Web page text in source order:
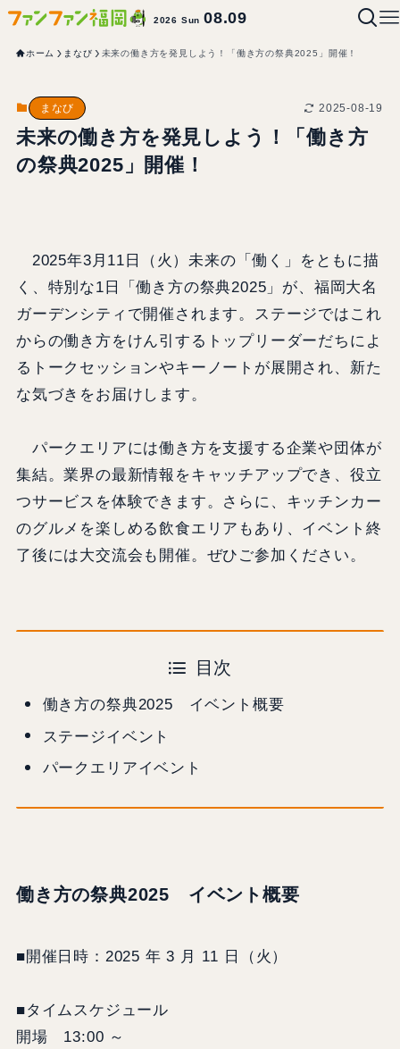
2026 Sun08.09
ホーム まなび 未来の働き方を発見しよう！「働き方の祭典2025」開催！
まなび 2025-08-19
未来の働き方を発見しよう！「働き方
の祭典2025」開催！
2025年3月11日（火）未来の「働く」をともに描
く、特別な1日「働き方の祭典2025」が、福岡大名
ガーデンシティで開催されます。ステージではこれ
からの働き方をけん引するトップリーダーだちによ
るトークセッションやキーノートが展開され、新た
な気づきをお届けします。
パークエリアには働き方を支援する企業や団体が
集結。業界の最新情報をキャッチアップでき、役立
つサービスを体験できます。さらに、キッチンカー
のグルメを楽しめる飲食エリアもあり、イベント終
了後には大交流会も開催。ぜひご参加ください。
目次
働き方の祭典2025 イベント概要
ステージイベント
パークエリアイベント
働き方の祭典2025 イベント概要
■開催日時：2025 年 3 月 11 日（火）
■タイムスケジュール
開場 13:00 ～